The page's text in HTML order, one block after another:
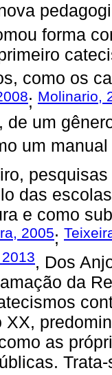
forma
como os
; Molinario,
de um
um
das
e como
2005;
, Dos
da
XX,
as